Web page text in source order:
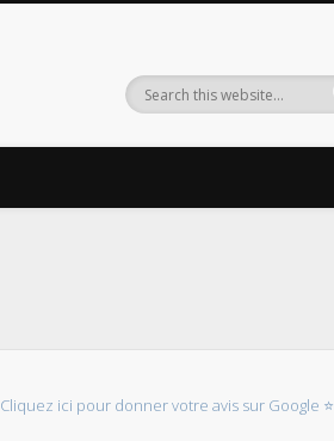
Cliquez ici pour donner votre avis sur Google ⭐